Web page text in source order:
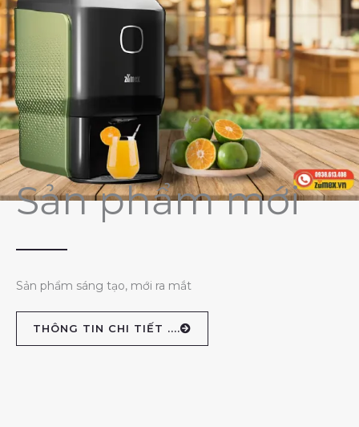
Sản phẩm mới
Sản phẩm sáng tạo, mới ra mắt
THÔNG TIN CHI TIẾT ....